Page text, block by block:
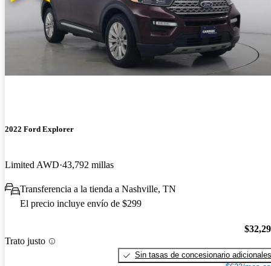
2022 Ford Explorer
Limited AWD 43,792 millas
Transferencia a la tienda a Nashville, TN
El precio incluye envío de $299
Trato justo
Sin tasas de concesionario adicionales